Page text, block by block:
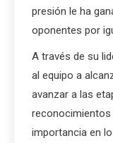
presión le ha
oponentes por
A través de su
al equipo a
avanzar a las
reconocimientos
importancia en